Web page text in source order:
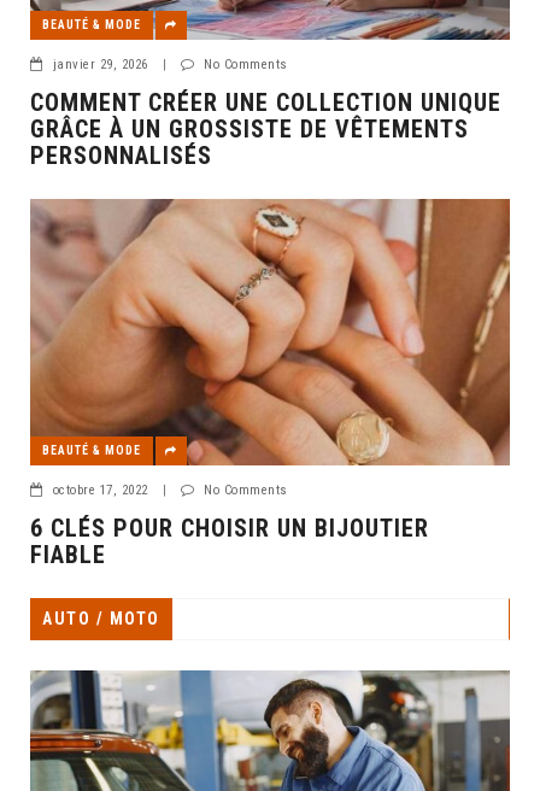
BEAUTÉ & MODE
janvier 29, 2026 | No Comments
COMMENT CRÉER UNE COLLECTION UNIQUE
GRÂCE À UN GROSSISTE DE VÊTEMENTS
PERSONNALISÉS
BEAUTÉ & MODE
octobre 17, 2022 No Comments
6 CLÉS POUR CHOISIR UN BIJOUTIER
FIABLE
AUTO / MOTO